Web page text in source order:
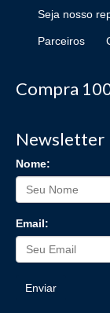
Seja nosso
Parceiros
Compra
Newsletter
Nome:
Email:
Enviar